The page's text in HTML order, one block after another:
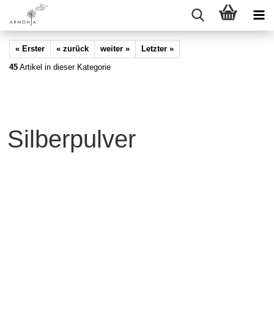
« Erster « zurück weiter »
Letzter »
45 Artikel in dieser Kategorie
Silberpulver